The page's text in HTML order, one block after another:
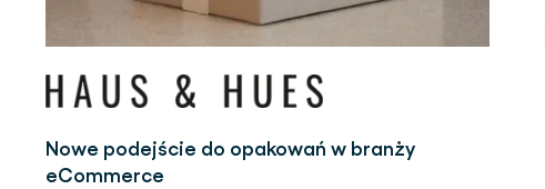
Nowe podejście do opakowań w branży
eCommerce